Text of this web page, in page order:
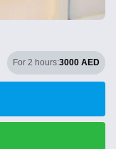
For 2 hours:3000 AED